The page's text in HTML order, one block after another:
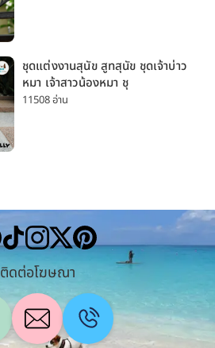
ชุดแต่งงานสุนัข สูทสุนัข ชุดเจ้าบ่าว
หมา เจ้าสาวน้องหมา ชุ
11508 อ่าน
ติดต่อโฆษณา